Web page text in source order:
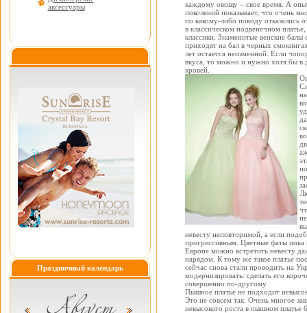
аксессуары
Праздничный календарь
каждому овощу – свое время. А
поколений показывает, что очень
по какому-либо поводу отказались
в классическом подвенечном
классики. Знаменитые венские балы
приходят на бал в черных
лет остается неизменной. Если
вкуса, то можно и нужно хотя бы в
кровей.
невесту неповторимой, а если
прогрессивным. Цветные фаты пока
Европе можно встретить невесту
нарядом. К тому же такое платье
сейчас снова стали проводить на
модернизировать: сделать его
совершенно по-другому.
Пышное платье не подходит
Это не совсем так. Очень многое
невысокого роста в пышном платье